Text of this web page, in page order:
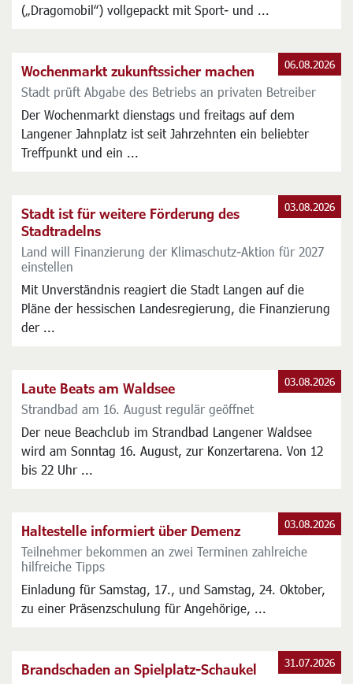
(„Dragomobil“) vollgepackt mit Sport- und ...
Wochenmarkt zukunftssicher machen
Stadt prüft Abgabe des Betriebs an privaten Betreiber
Der Wochenmarkt dienstags und freitags auf dem
Langener Jahnplatz ist seit Jahrzehnten ein beliebter
Treffpunkt und ein ...
06.08.2026
Stadt ist für weitere Förderung des
Stadtradelns
Land will Finanzierung der Klimaschutz-Aktion für 2027
einstellen
Mit Unverständnis reagiert die Stadt Langen auf die
Pläne der hessischen Landesregierung, die Finanzierung
der ...
03.08.2026
Laute Beats am Waldsee
Strandbad am 16. August regulär geöffnet
Der neue Beachclub im Strandbad Langener Waldsee
wird am Sonntag 16. August, zur Konzertarena. Von 12
bis 22 Uhr ...
03.08.2026
Haltestelle informiert über Demenz
Teilnehmer bekommen an zwei Terminen zahlreiche
hilfreiche Tipps
Einladung für Samstag, 17., und Samstag, 24. Oktober,
zu einer Präsenzschulung für Angehörige, ...
03.08.2026
Brandschaden an Spielplatz-Schaukel 31.07.2026